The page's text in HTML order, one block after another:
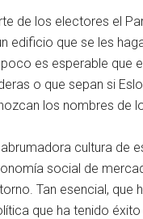
de los electores el
edificio que se les
es esperable que
o que sepan si
los nombres de
cultura
social de
Tan esencial,
que ha tenido